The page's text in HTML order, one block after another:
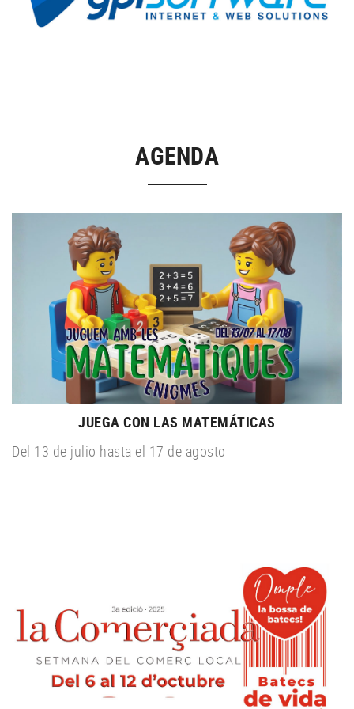
AGENDA
JUEGA CON LAS MATEMÁTICAS
Del 13 de julio hasta el 17 de agosto